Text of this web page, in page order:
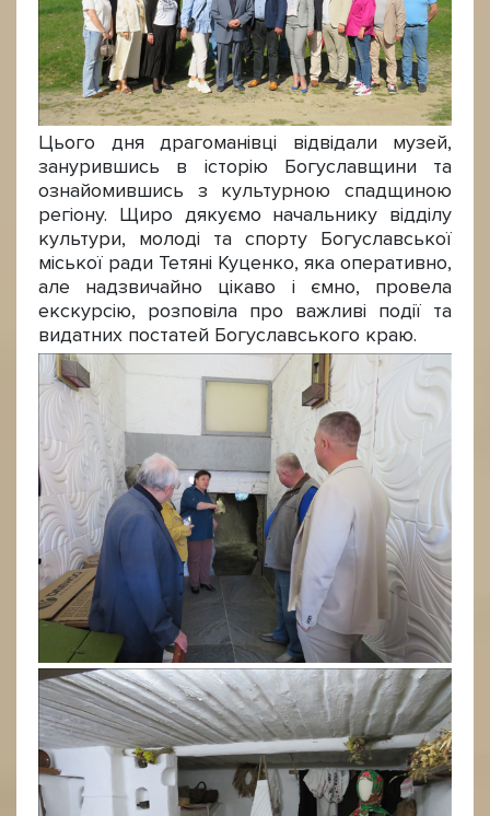
Цього дня драгоманівці відвідали музей,
занурившись в історію Богуславщини та
ознайомившись з культурною спадщиною
регіону. Щиро дякуємо начальнику відділу
культури, молоді та спорту Богуславської
міської ради Тетяні Куценко, яка оперативно,
але надзвичайно цікаво і ємно, провела
екскурсію, розповіла про важливі події та
видатних постатей Богуславського краю.